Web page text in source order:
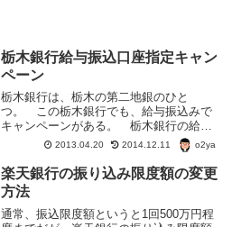
栃木銀行給与振込口座指定キャン
ペーン
栃木銀行は、栃木の第二地銀のひと
つ。 この栃木銀行でも、給与振込みで
キャンペーンがある。 栃木銀行の給与
振込口座指定キャンペーンは、条件を満
たせば、JCB・ニコスギフトカード2000
円分がもれなくプレゼントされる。栃木
銀行給与振込口座指定キ...
2013.04.20 2014.12.11 o2ya
楽天銀行の振り込み限度額の変更
方法
通常、振込限度額というと1回500万円程